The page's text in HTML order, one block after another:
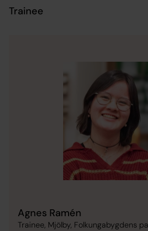
Trainee
Agnes Ramén
Trainee, Mjölby, Folkungabygdens